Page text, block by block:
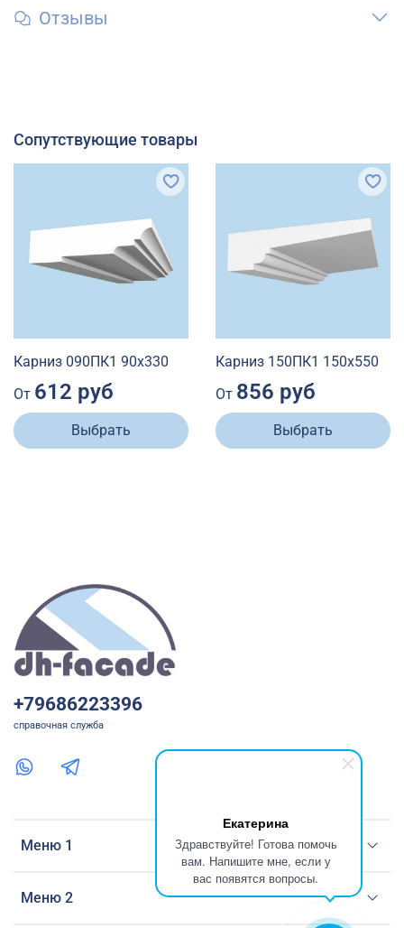
Екатерина
Здравствуйте! Готова помочь
вам. Напишите мне, если у
вас появятся вопросы.
Отзывы
Сопутствующие товары
Карниз 090ПК1 90х330
От 612 руб
Выбрать
Карниз 150ПК1 150х550
От 856 руб
Выбрать
Меню 1
Меню 2
+79686223396
справочная служба